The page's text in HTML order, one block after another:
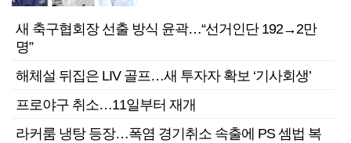
새 축구협회장 선출 방식 윤곽…“선거인단 192→2만
명”
해체설 뒤집은 LIV 골프…새 투자자 확보 ‘기사회생’
프로야구 취소…11일부터 재개
라커룸 냉탕 등장…폭염 경기취소 속출에 PS 셈법 복